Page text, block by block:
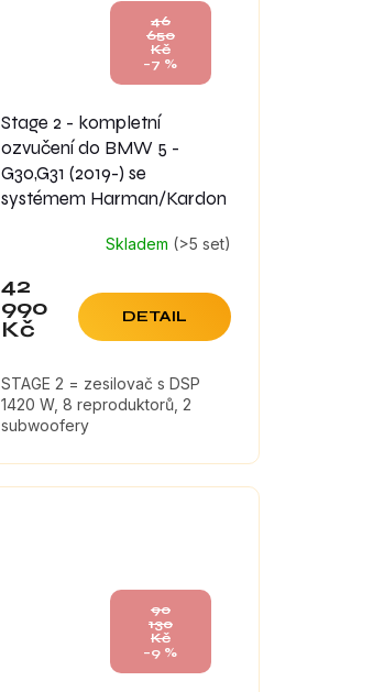
46
650
Kč
–7 %
Stage 2 - kompletní
ozvučení do BMW 5 -
G30,G31 (2019-) se
systémem Harman/Kardon
Skladem (>5 set)
42
990
Kč
DETAIL
STAGE 2 = zesilovač s DSP
1420 W, 8 reproduktorů, 2
subwoofery
90
130
Kč
–9 %